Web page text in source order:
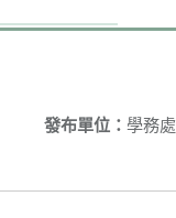
發布單位： 學務處